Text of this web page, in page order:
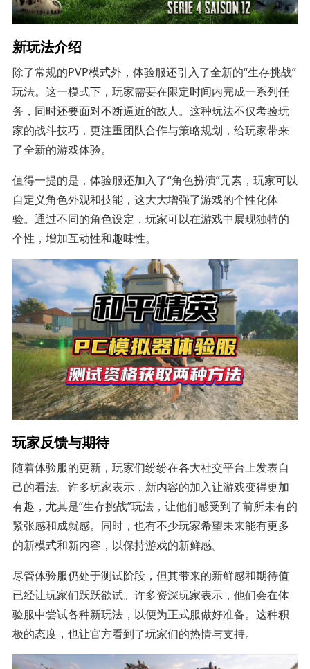
新玩法介绍
除了常规的PVP模式外，体验服还引入了全新的“生存挑战”
玩法。这一模式下，玩家需要在限定时间内完成一系列任
务，同时还要面对不断逼近的敌人。这种玩法不仅考验玩
家的战斗技巧，更注重团队合作与策略规划，给玩家带来
了全新的游戏体验。
值得一提的是，体验服还加入了“角色扮演”元素，玩家可以
自定义角色外观和技能，这大大增强了游戏的个性化体
验。通过不同的角色设定，玩家可以在游戏中展现独特的
个性，增加互动性和趣味性。
玩家反馈与期待
随着体验服的更新，玩家们纷纷在各大社交平台上发表自
己的看法。许多玩家表示，新内容的加入让游戏变得更加
有趣，尤其是“生存挑战”玩法，让他们感受到了前所未有的
紧张感和成就感。同时，也有不少玩家希望未来能有更多
的新模式和新内容，以保持游戏的新鲜感。
尽管体验服仍处于测试阶段，但其带来的新鲜感和期待值
已经让玩家们跃跃欲试。许多资深玩家表示，他们会在体
验服中尝试各种新玩法，以便为正式服做好准备。这种积
极的态度，也让官方看到了玩家们的热情与支持。